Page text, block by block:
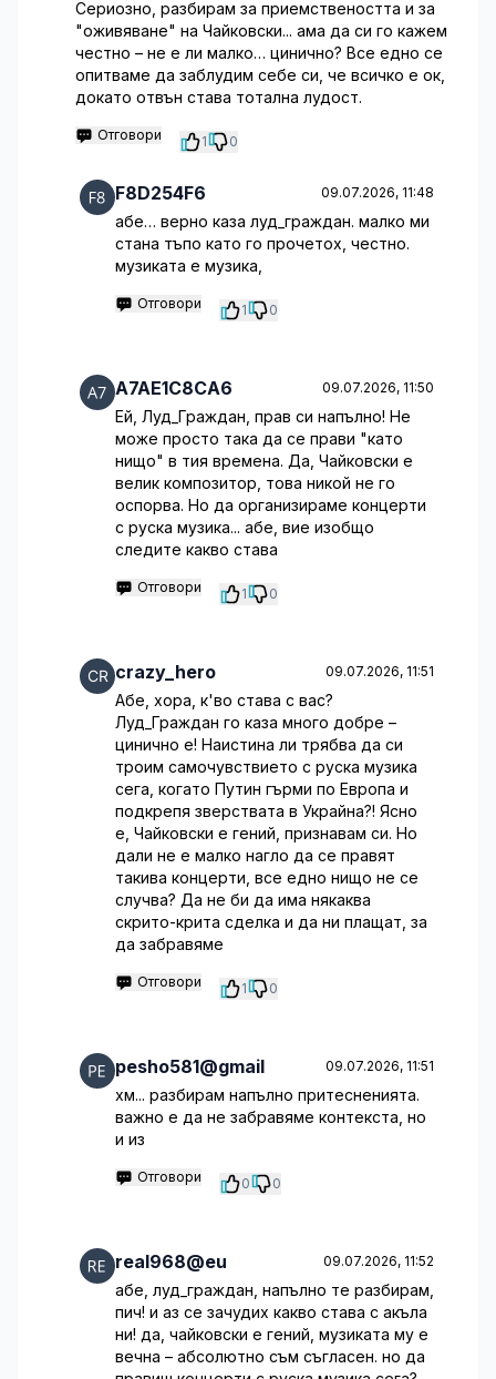
Сериозно, разбирам за приемствеността и за
"оживяване" на Чайковски... ама да си го кажем
честно – не е ли малко… цинично? Все едно се
опитваме да заблудим себе си, че всичко е ок,
докато отвън става тотална лудост.
Отговори 1 0
F8D254F6 09.07.2026, 11:48
абе… верно каза луд_граждан. малко ми
стана тъпо като го прочетох, честно.
музиката е музика,
Отговори 1 0
A7AE1C8CA6 09.07.2026, 11:50
Ей, Луд_Граждан, прав си напълно! Не
може просто така да се прави "като
нищо" в тия времена. Да, Чайковски е
велик композитор, това никой не го
оспорва. Но да организираме концерти
с руска музика... абе, вие изобщо
следите какво става
Отговори 1 0
crazy_hero 09.07.2026, 11:51
Абе, хора, к'во става с вас?
Луд_Граждан го каза много добре –
цинично е! Наистина ли трябва да си
троим самочувствието с руска музика
сега, когато Путин гърми по Европа и
подкрепя зверствата в Украйна?! Ясно
е, Чайковски е гений, признавам си. Но
дали не е малко нагло да се правят
такива концерти, все едно нищо не се
случва? Да не би да има някаква
скрито-крита сделка и да ни плащат, за
да забравяме
Отговори 1 0
pesho581@gmail 09.07.2026, 11:51
хм... разбирам напълно притесненията.
важно е да не забравяме контекста, но
и из
Отговори 0 0
real968@eu 09.07.2026, 11:52
абе, луд_граждан, напълно те разбирам,
пич! и аз се зачудих какво става с акъла
ни! да, чайковски е гений, музиката му е
вечна – абсолютно съм съгласен. но да